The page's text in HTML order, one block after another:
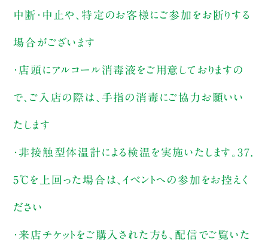
中断・中止や、特定のお客様にご参加をお断りする
場合がございます
・店頭にアルコール消毒液をご用意しておりますの
で、ご入店の際は、手指の消毒にご協力お願いい
たします
・非接触型体温計による検温を実施いたします。37.
5℃を上回った場合は、イベントへの参加をお控えく
ださい
・来店チケットをご購入された方も、配信でご覧いた